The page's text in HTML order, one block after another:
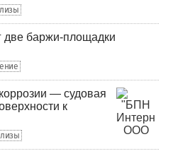
две баржи-площадки
— судовая
к